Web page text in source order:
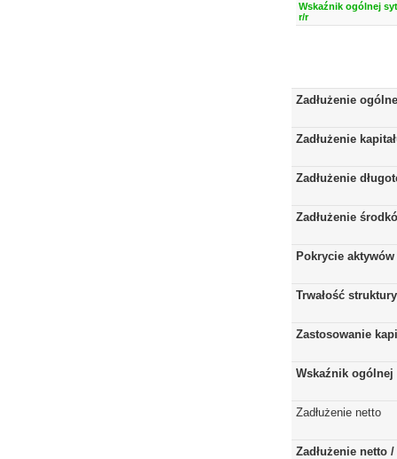
Wskaźnik ogólnej
r/r
Zadłużenie ogólne
Zadłużenie
Zadłużenie
Zadłużenie
Pokrycie aktywów
Trwałość
Zastosowanie
Wskaźnik
Zadłużenie netto
Zadłużenie netto